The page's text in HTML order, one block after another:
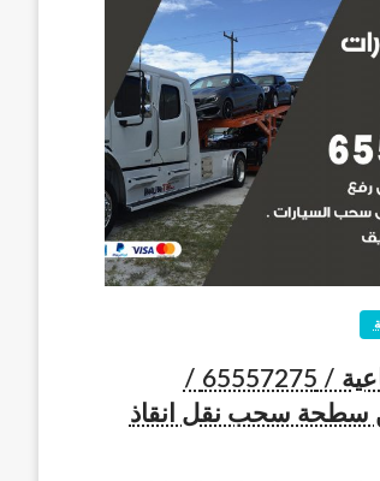
ونش الضباعية / 65557275 /
سطحة سحب نقل انقاذ